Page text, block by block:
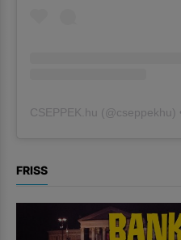
CSEPPEK.hu (@cseppekhu )
FRISS